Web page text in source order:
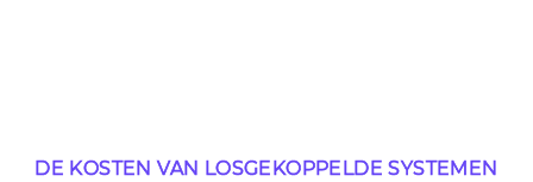
DE KOSTEN VAN LOSGEKOPPELDE SYSTEMEN